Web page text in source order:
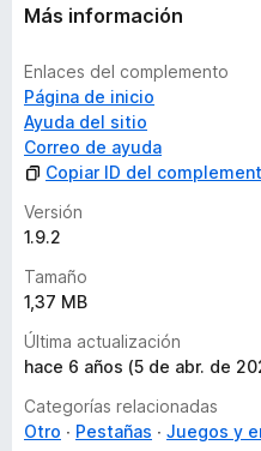
n
s
Más información
Enlaces del complemento
Página de inicio
Ayuda del sitio
Correo de ayuda
Copiar ID del
Versión
1.9.2
Tamaño
1,37 MB
Última actualización
hace 6 años (5 de abr. de
Categorías relacionadas
Otro
Pestañas
Juegos y